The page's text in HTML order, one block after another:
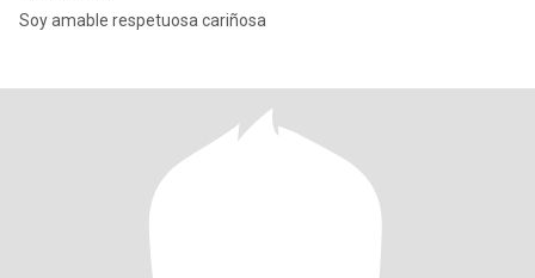
Soy amable respetuosa cariñosa